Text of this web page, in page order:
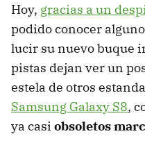
Hoy, gracias a un
podido conocer
lucir su nuevo buque
pistas dejan ver un
estela de otros
Samsung Galaxy S8,
ya casi obsoletos